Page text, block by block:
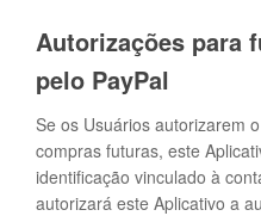
Autorizações para
pelo PayPal
Se os Usuários autorizarem
compras futuras, este
identificação vinculado à
autorizará este Aplicativo a